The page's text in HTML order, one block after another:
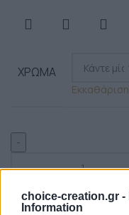
choice-creation.gr -
Information
ΧΡΏΜΑ
Εκκαθάριση
Προσθήκη στο καλάθι